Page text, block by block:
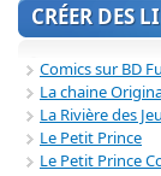
CRÉER DES
Comics sur BD
La chaine
La Rivière des
Le Petit Prince
Le Petit Prince